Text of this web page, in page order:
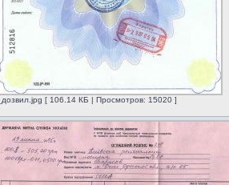
_дозвил.jpg [ 106.14 КБ | Просмотров: 15020 ]